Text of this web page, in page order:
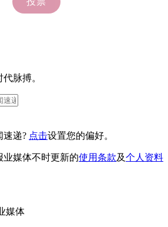
脉搏。
速递? 点击设置您的偏好。
媒体不时更新的使用条款及个人资料
媒体